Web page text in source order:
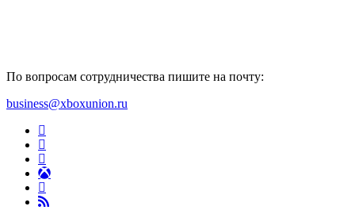
По вопросам сотрудничества пишите на почту:
business@xboxunion.ru